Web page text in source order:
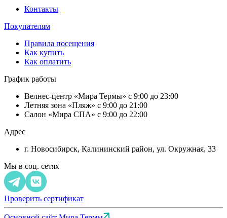
Контакты
Покупателям
Правила посещения
Как купить
Как оплатить
График работы
Велнес-центр «Мира Термы» с 9:00 до 23:00
Летняя зона «Пляж» с 9:00 до 21:00
Салон «Мира СПА» с 9:00 до 22:00
Адрес
г. Новосибирск, Калининский район, ул. Окружная, 33
Мы в соц. сетях
Проверить сертификат